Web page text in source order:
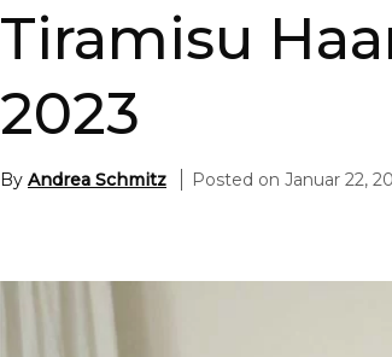
Tiramisu
2023
By Andrea Schmitz Posted on Januar 22,